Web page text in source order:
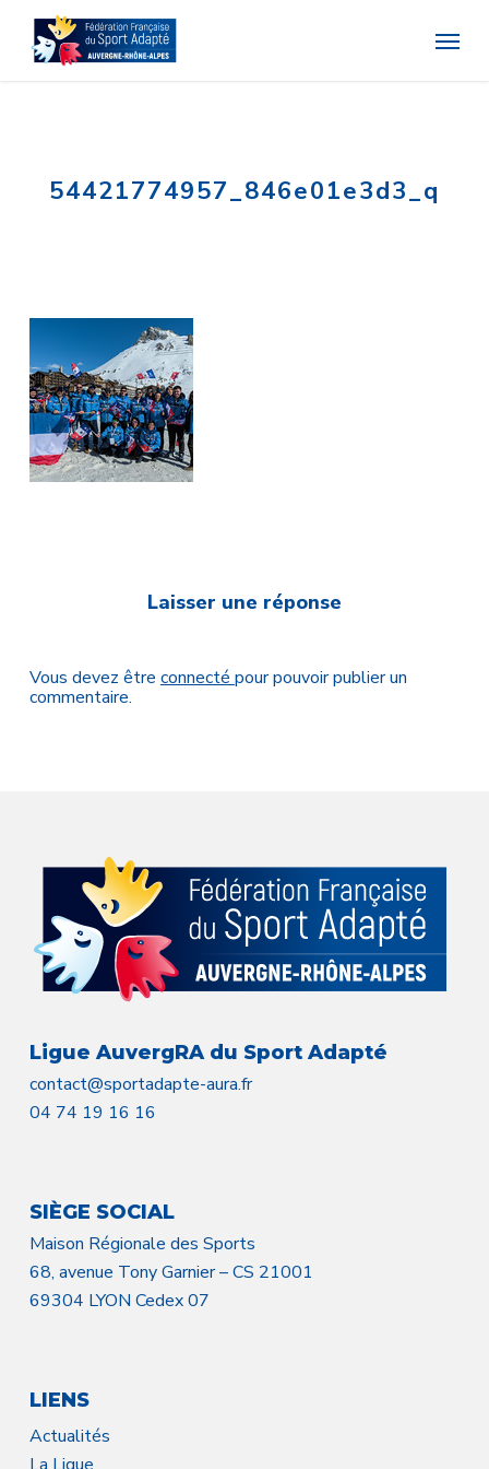
main
content
Menu
54421774957_846e01e3d3_q
Laisser une réponse
Vous devez être connecté pour pouvoir publier un
commentaire.
Ligue AuvergRA du Sport Adapté
contact@sportadapte-aura.fr
04 74 19 16 16
SIÈGE SOCIAL
Maison Régionale des Sports
68, avenue Tony Garnier – CS 21001
69304 LYON Cedex 07
LIENS
Actualités